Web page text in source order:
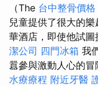
（The 台中整骨價格
兒童提供了很大的
華酒店，即使他試圖
潔公司 四門冰箱 我
囂參與激動人心的冒
水療療程 附近牙醫